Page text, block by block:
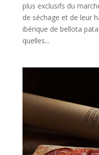
plus exclusifs du
de séchage et de leur
ibérique de bellota
quelles...